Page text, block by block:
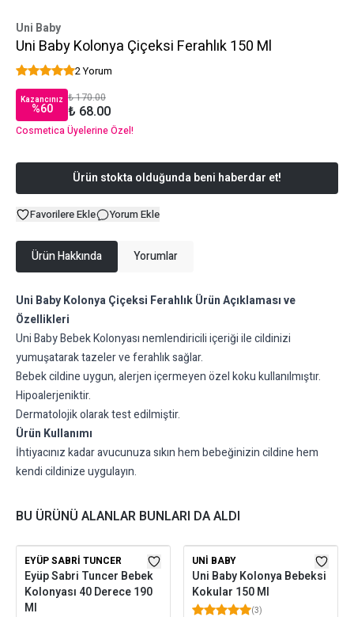
Uni Baby
Uni Baby Kolonya Çiçeksi Ferahlık 150 Ml
2 Yorum
Kazancınız
%60
₺ 170.00
₺ 68.00
Cosmetica Üyelerine Özel!
Ürün stokta olduğunda beni haberdar et!
Favorilere Ekle Yorum Ekle
Ürün Hakkında Yorumlar
Uni Baby Kolonya Çiçeksi Ferahlık Ürün Açıklaması ve
Özellikleri
Uni Baby Bebek Kolonyası nemlendiricili içeriği ile cildinizi
yumuşatarak tazeler ve ferahlık sağlar.
Bebek cildine uygun, alerjen içermeyen özel koku kullanılmıştır.
Hipoalerjeniktir.
Dermatolojik olarak test edilmiştir.
Ürün Kullanımı
İhtiyacınız kadar avucunuza sıkın hem bebeğinizin cildine hem
kendi cildinize uygulayın.
BU ÜRÜNÜ ALANLAR BUNLARI DA ALDI
EYÜP SABRI TUNCER
Eyüp Sabri Tuncer Bebek
Kolonyası 40 Derece 190
Ml
UNI BABY
Uni Baby Kolonya Bebeksi
Kokular 150 Ml
(3)